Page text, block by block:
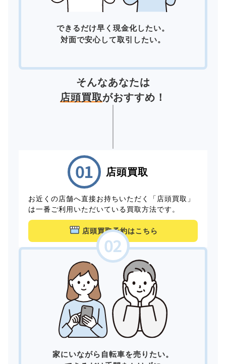
できるだけ早く現金化したい。
対面で安心して取引したい。
そんなあなたは
店頭買取がおすすめ！
店頭買取
お近くの店舗へ直接お持ちいただく「店頭買取」
は一番ご利用いただいている買取方法です。
店頭買取予約はこちら
家にいながら自転車を売りたい。